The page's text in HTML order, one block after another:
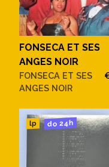
FONSECA ET SES
ANGES NOIR
FONSECA ET SES
ANGES NOIR
lp do 24h